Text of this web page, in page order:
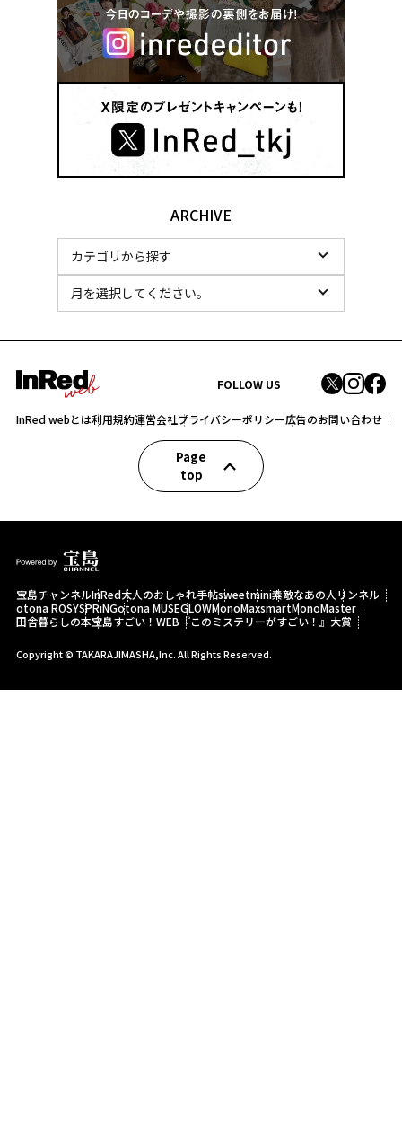
ARCHIVE
FOLLOW US
InRed webとは利用規約運営会社プライバシーポリシー広告のお問い合わせ
Page
top
宝島チャンネルInRed大人のおしゃれ手帖sweetmini素敵なあの人 リンネル
otona ROSYSPRiNGotona MUSEGLOWMonoMaxsmartMonoMaster
田舎暮らしの本宝島すごい！WEB 『このミステリーがすごい！』大賞
Copyright © TAKARAJIMASHA,Inc. All Rights Reserved.